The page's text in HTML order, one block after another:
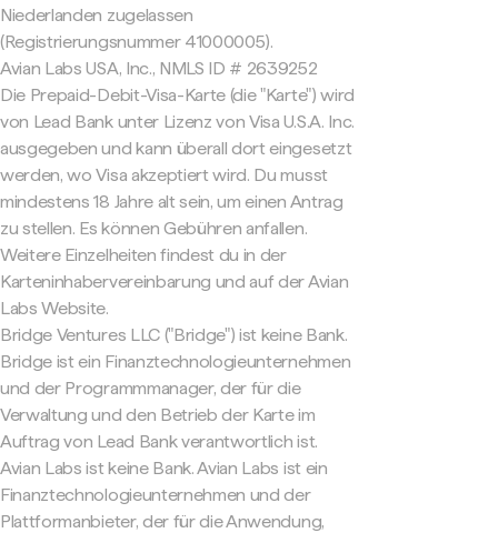
Niederlanden zugelassen
(Registrierungsnummer 41000005).
Avian Labs USA, Inc., NMLS ID # 2639252
Die Prepaid-Debit-Visa-Karte (die "Karte") wird
von Lead Bank unter Lizenz von Visa U.S.A. Inc.
ausgegeben und kann überall dort eingesetzt
werden, wo Visa akzeptiert wird. Du musst
mindestens 18 Jahre alt sein, um einen Antrag
zu stellen. Es können Gebühren anfallen.
Weitere Einzelheiten findest du in der
Karteninhabervereinbarung und auf der Avian
Labs Website.
Bridge Ventures LLC ("Bridge") ist keine Bank.
Bridge ist ein Finanztechnologieunternehmen
und der Programmmanager, der für die
Verwaltung und den Betrieb der Karte im
Auftrag von Lead Bank verantwortlich ist.
Avian Labs ist keine Bank. Avian Labs ist ein
Finanztechnologieunternehmen und der
Plattformanbieter, der für die Anwendung,